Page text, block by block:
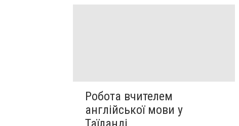
Робота вчителем
англійської мови у